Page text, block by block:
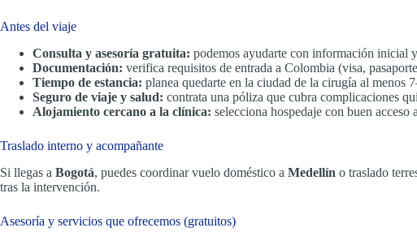
Antes del viaje
Consulta y asesoría gratuita: podemos ayudarte con información inicial
Documentación: verifica requisitos de entrada a Colombia (visa,
Tiempo de estancia: planea quedarte en la ciudad de la cirugía al menos
Seguro de viaje y salud: contrata una póliza que cubra complicaciones
Alojamiento cercano a la clínica: selecciona hospedaje con buen
Traslado interno y acompañante
Si llegas a Bogotá, puedes coordinar vuelo doméstico a Medellín o traslado
tras la intervención.
Asesoría y servicios que ofrecemos (gratuitos)